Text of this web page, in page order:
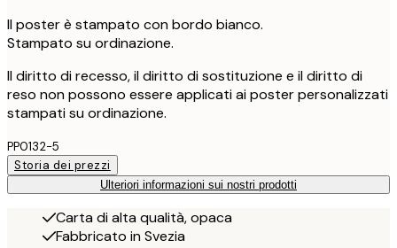
Il poster è stampato con bordo bianco.
Stampato su ordinazione.
Il diritto di recesso, il diritto di sostituzione e il diritto di
reso non possono essere applicati ai poster personalizzati
stampati su ordinazione.
PP0132-5
Storia dei prezzi
Ulteriori informazioni sui nostri prodotti
Carta di alta qualità, opaca
Fabbricato in Svezia